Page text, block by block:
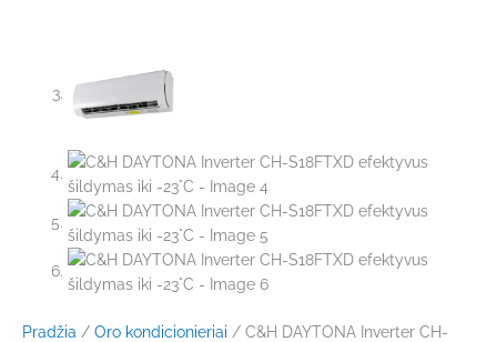
Pradžia / Oro kondicionieriai / C&H DAYTONA Inverter CH-